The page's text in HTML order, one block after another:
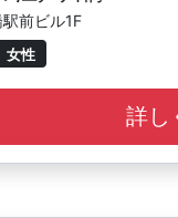
前ビル1F
女性
詳し